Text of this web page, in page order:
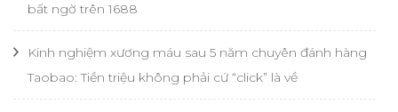
bất ngờ trên 1688
Kinh nghiệm xương máu sau 5 năm chuyên đánh hàng
Taobao: Tiền triệu không phải cứ “click” là về